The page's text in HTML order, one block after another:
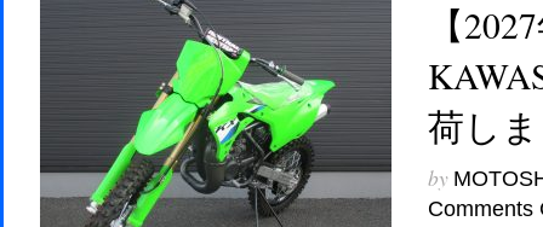
【
荷し
by
Comments